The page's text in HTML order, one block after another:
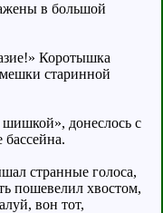
в большой
Коротышка
старинной
донеслось с
странные голоса,
пошевелил хвостом,
вон тот,